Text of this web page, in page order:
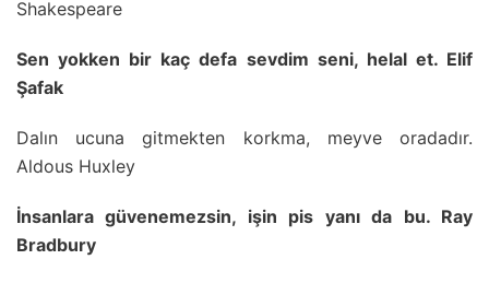
Shakespeare
Sen yokken bir kaç defa sevdim seni, helal et. Elif
Şafak
Dalın ucuna gitmekten korkma, meyve oradadır.
Aldous Huxley
İnsanlara güvenemezsin, işin pis yanı da bu. Ray
Bradbury